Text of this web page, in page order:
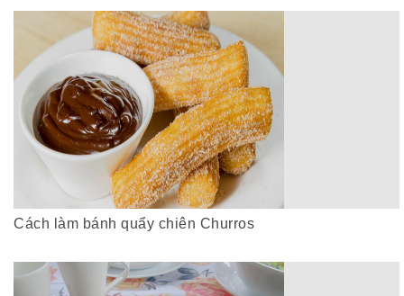
Cách làm bánh quẩy chiên Churros